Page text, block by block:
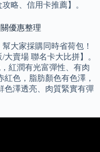
略、信用卡推薦】。
優惠整理
大家採購同時省荷包！
大賣場 聯名卡大比拼】。
紅潤有光富彈性、有肉
色，脂肪顏色有色澤，
色澤透亮、肉質緊實有彈